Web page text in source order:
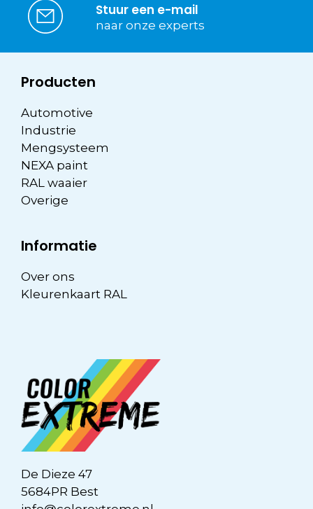
Stuur een e-mail
naar onze experts
Producten
Automotive
Industrie
Mengsysteem
NEXA paint
RAL waaier
Overige
Informatie
Over ons
Kleurenkaart RAL
De Dieze 47
5684PR Best